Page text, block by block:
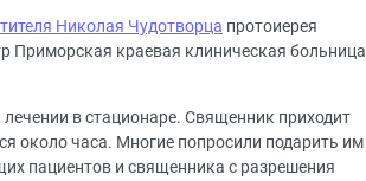
Николая Чудотворца протоиерея
Приморская краевая клиническая больница
в стационаре. Священник приходит
около часа. Многие попросили подарить им
пациентов и священника с разрешения